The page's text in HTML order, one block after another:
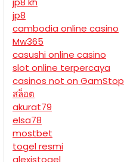
jp8
cambodia online casino
Mw365
casushi online casino
slot online terpercaya
casinos not on GamStop
สล็อต
akurat79
elsa78
mostbet
togel resmi
alexistogel